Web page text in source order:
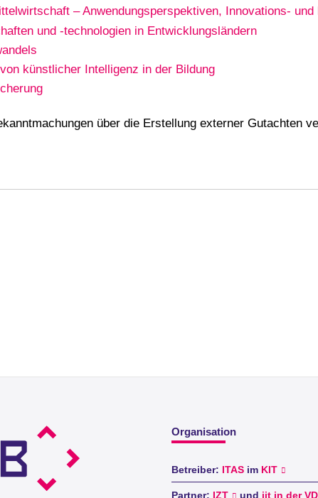
– Anwendungsperspektiven, Innovations- und
und -technologien in Entwicklungsländern
künstlicher Intelligenz in der Bildung
über die Erstellung externer Gutachten
Organisation
Betreiber: ITASim KIT
Partner: IZT und iit in der